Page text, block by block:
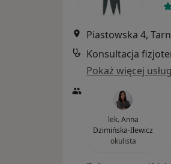
Piastowska 4,
Konsultacja
Pokaż więcej usług
lek. Anna
Dzimińska-Ilewicz
okulista